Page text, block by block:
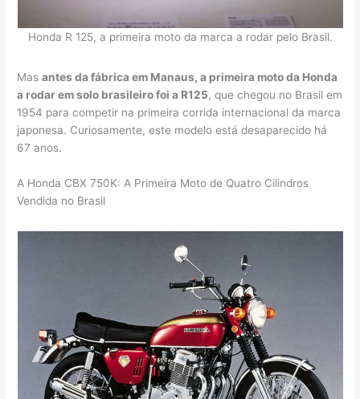
Honda R 125, a primeira moto da marca a rodar pelo Brasil.
Masantes da fábrica em Manaus, a primeira moto da Honda
a rodar em solo brasileiro foi a R125, que chegou no Brasil em
1954 para competir na primeira corrida internacional da marca
japonesa. Curiosamente, este modelo está desaparecido há
67 anos.
A Honda CBX 750K: A Primeira Moto de Quatro Cilindros
Vendida no Brasil